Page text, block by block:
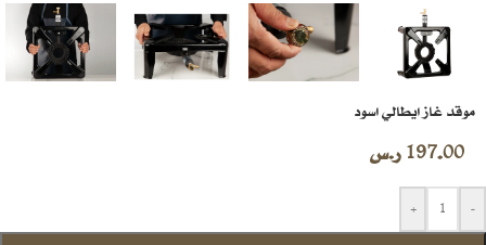
موقد غاز ايطالي اسود
197.00 ر.س
-
+